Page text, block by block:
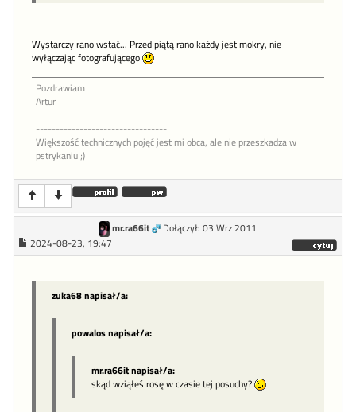
Wystarczy rano wstać... Przed piątą rano każdy jest mokry, nie
wyłączając fotografującego
Pozdrawiam
Artur
---------------------------------
Większość technicznych pojęć jest mi obca, ale nie przeszkadza w
pstrykaniu ;)
mr.ra66it
Dołączył: 03 Wrz 2011
2024-08-23, 19:47
zuka68 napisał/a:
powalos napisał/a:
mr.ra66it napisał/a:
skąd wziąłeś rosę w czasie tej posuchy?